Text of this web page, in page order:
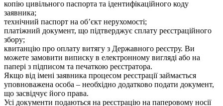
копію цивільного паспорта та ідентифікаційного коду
заявника;
технічний паспорт на об’єкт нерухомості;
платіжний документ, що підтверджує сплату реєстраційного
збору;
квитанцію про оплату витягу з Державного реєстру. Ви
можете замовити виписку в електронному вигляді або на
папері з підписом та печаткою реєстратора.
Якщо від імені заявника процесом реєстрації займається
уповноважена особа – необхідно додатково подати документ,
що засвідчує його права.
Усі документи подаються на реєстрацію на паперовому носії